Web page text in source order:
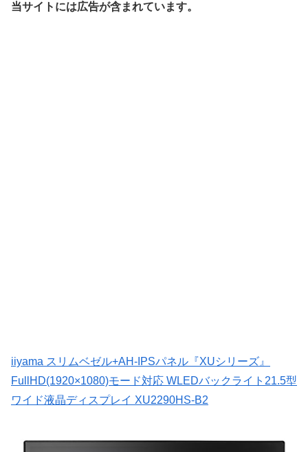
当サイトには広告が含まれています。
iiyama スリムベゼル+AH-IPSパネル『XUシリーズ』
FullHD(1920×1080)モード対応 WLEDバックライト21.5型
ワイド液晶ディスプレイ XU2290HS-B2